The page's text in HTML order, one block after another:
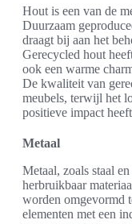
Hout is een van de
Duurzaam
draagt bij aan het
Gerecycled hout
ook een warme
De kwaliteit van
meubels, terwijl het
positieve impact
Metaal
Metaal, zoals staal
herbruikbaar
worden omgevormd
elementen met een